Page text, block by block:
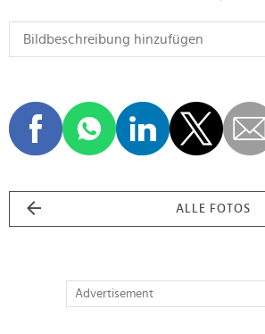
ALLE FOTOS
Advertisement